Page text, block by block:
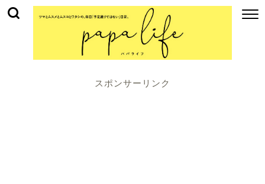
スポンサーリンク